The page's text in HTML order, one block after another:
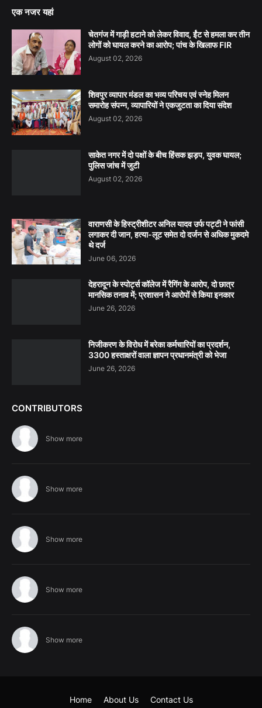
एक नजर यहां
चेतगंज में गाड़ी हटाने को लेकर विवाद, ईंट से हमला कर तीन
लोगों को घायल करने का आरोप; पांच के खिलाफ FIR
August 02, 2026
शिवपुर व्यापार मंडल का भव्य परिचय एवं स्नेह मिलन
समारोह संपन्न, व्यापारियों ने एकजुटता का दिया संदेश
August 02, 2026
साकेत नगर में दो पक्षों के बीच हिंसक झड़प, युवक घायल;
पुलिस जांच में जुटी
August 02, 2026
वाराणसी के हिस्ट्रीशीटर अनिल यादव उर्फ पट्टी ने फांसी
लगाकर दी जान, हत्या-लूट समेत दो दर्जन से अधिक मुकदमे
थे दर्ज
June 06, 2026
देहरादून के स्पोर्ट्स कॉलेज में रैगिंग के आरोप, दो छात्र
मानसिक तनाव में; प्रशासन ने आरोपों से किया इनकार
June 26, 2026
निजीकरण के विरोध में बरेका कर्मचारियों का प्रदर्शन,
3300 हस्ताक्षरों वाला ज्ञापन प्रधानमंत्री को भेजा
June 26, 2026
CONTRIBUTORS
Show more
Show more
Show more
Show more
Show more
Home About Us Contact Us